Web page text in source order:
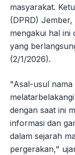
masyarakat.
(DPRD)
mengakui hal ini
yang
(2/1/2026).
"Asal-usul
dengan saat ini
informasi dan
dalam sejarah
pergerakan,"